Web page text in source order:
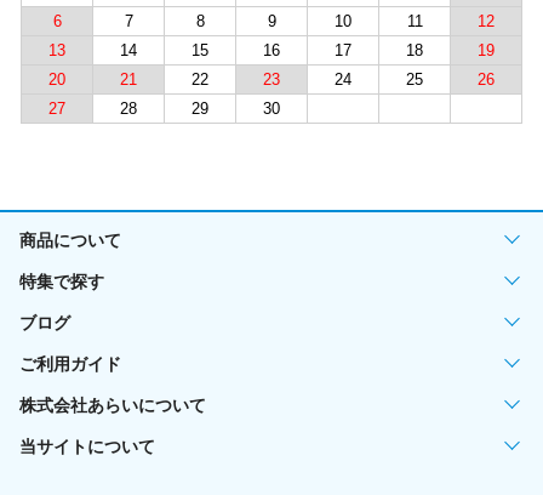
6
7 8 9 10 11
12
13
14 15 16 17 18
19
20
21 22 23 24 25
26
27
28 29 30
商品について
特集で探す
ブログ
ご利用ガイド
株式会社あらいについて
当サイトについて